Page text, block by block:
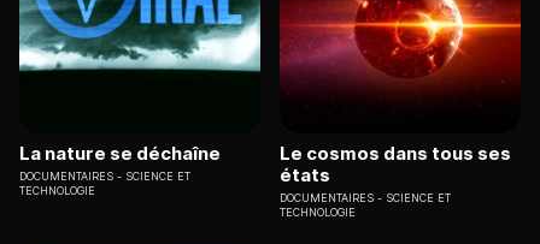
La nature se déchaîne
DOCUMENTAIRES
SCIENCE ET
TECHNOLOGIE
Le cosmos dans tous ses
états
DOCUMENTAIRES
SCIENCE ET
TECHNOLOGIE